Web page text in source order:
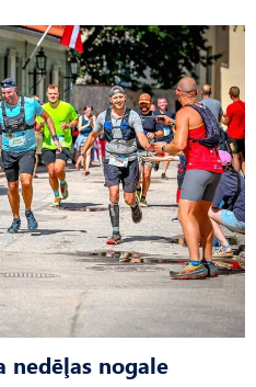
nedēļas nogale